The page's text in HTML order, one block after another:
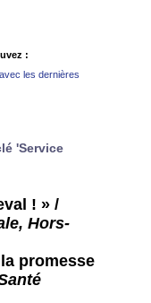
:
les dernières
'Service
! » /
Hors-
promesse